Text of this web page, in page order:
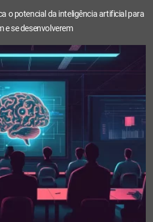
o potencial da inteligência artificial para
e se desenvolverem